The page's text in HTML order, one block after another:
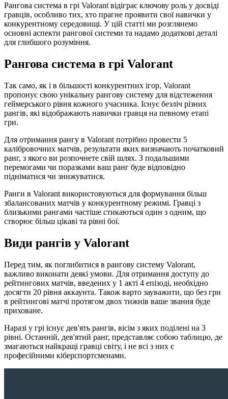
Рангова система в грі Valorant відіграє ключову роль у досвіді
гравців, особливо тих, хто прагне проявити свої навички у
конкурентному середовищі. У цій статті ми розглянемо
основні аспекти рангової системи та надамо додаткові деталі
для глибшого розуміння.
Рангова система в грі Valorant
Так само, як і в більшості конкурентних ігор, Valorant
пропонує свою унікальну рангову систему для відстеження
геймерського рівня кожного учасника. Існує безліч різних
рангів, які відображають навички гравця на певному етапі
гри.
Для отримання рангу в Valorant потрібно провести 5
калібровочних матчів, результати яких визначають початковий
ранг, з якого ви розпочнете свій шлях. З подальшими
перемогами чи поразками ваш ранг буде відповідно
підніматися чи знижуватися.
Ранги в Valorant використовуються для формування більш
збалансованих матчів у конкурентному режимі. Гравці з
близькими рангами частіше стикаються один з одним, що
створює більш цікаві та рівні бої.
Види рангів у Valorant
Перед тим, як поглибитися в рангову систему Valorant,
важливо виконати деякі умови. Для отримання доступу до
рейтингових матчів, введених у 1 акті 4 епізоді, необхідно
досягти 20 рівня аккаунта. Також варто зауважити, що без гри
в рейтингові матчі протягом двох тижнів ваше звання буде
приховане.
Наразі у грі існує дев'ять рангів, вісім з яких поділені на 3
рівні. Останній, дев'ятий ранг, представляє собою таблицю, де
змагаються найкращі гравці світу, і не всі з них є
професійними кіберспортсменами.